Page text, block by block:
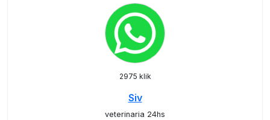
2975 klik
Siv
veterinaria 24hs